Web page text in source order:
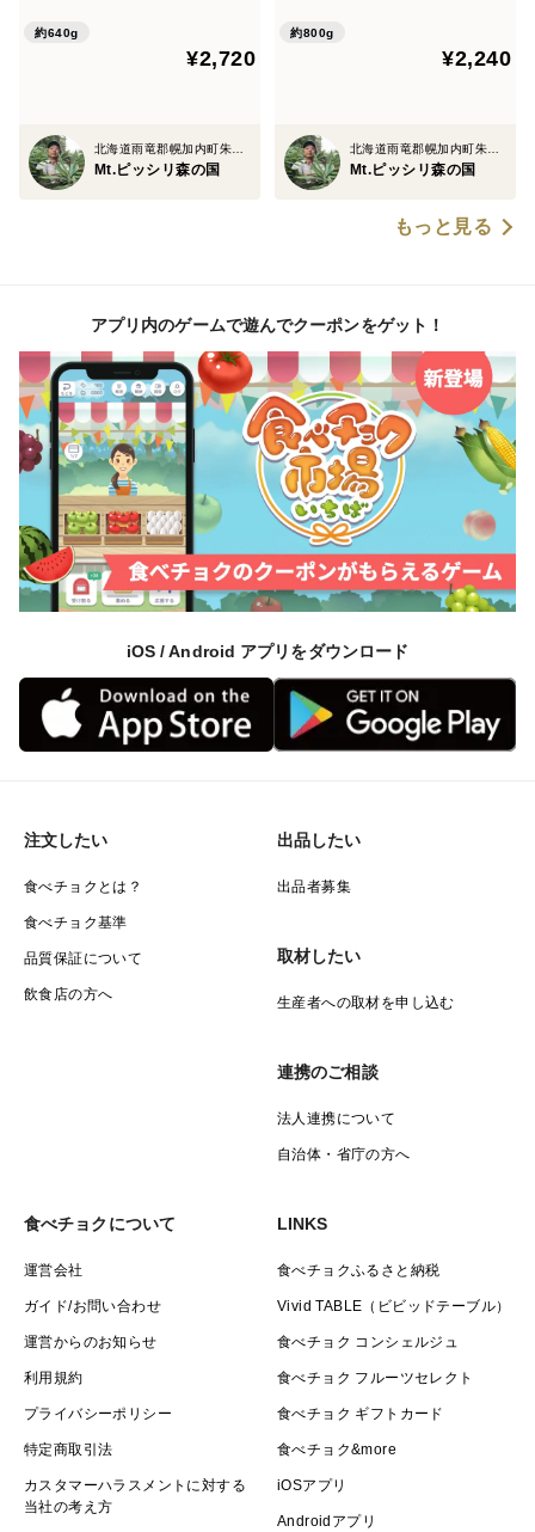
約640g
¥2,720
北海道雨竜郡幌加内町朱鞠内
Mt.ピッシリ森の国
約800g
¥2,240
北海道雨竜郡幌加内町朱鞠内
Mt.ピッシリ森の国
もっと見る
アプリ内のゲームで遊んでクーポンをゲット！
iOS / Android アプリをダウンロード
注文したい
食べチョクとは？
食べチョク基準
品質保証について
飲食店の方へ
出品したい
出品者募集
取材したい
生産者への取材を申し込む
連携のご相談
法人連携について
自治体・省庁の方へ
食べチョクについて
運営会社
ガイド/お問い合わせ
運営からのお知らせ
利用規約
プライバシーポリシー
特定商取引法
カスタマーハラスメントに対する
当社の考え方
LINKS
食べチョクふるさと納税
Vivid TABLE（ビビッドテーブル）
食べチョク コンシェルジュ
食べチョク フルーツセレクト
食べチョク ギフトカード
食べチョク&more
iOSアプリ
Androidアプリ